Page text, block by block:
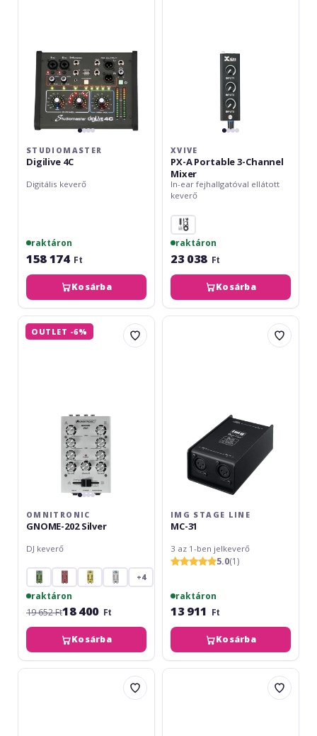
STUDIOMASTER
Digilive 4C
Digitális keverő
raktáron
158 174 Ft
Kosárba
XVIVE
PX-A Portable 3-Channel
Mixer
In-ear fejhallgatóval ellátott
keverő
raktáron
23 038 Ft
Kosárba
Omnitronic
GNOME-
OUTLET -6%
OMNITRONIC
GNOME-202 Silver
DJ keverő
+4
raktáron
19 652 Ft18 400 Ft
Kosárba
img
IMG STAGE LINE
MC-31
3 az 1-ben jelkeverő
5.0(1)
raktáron
13 911 Ft
Kosárba
Behringer
Presonus